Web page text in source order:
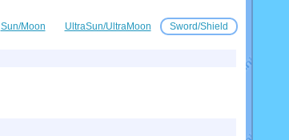
Sun/Moon UltraSun/UltraMoon Sword/Shield